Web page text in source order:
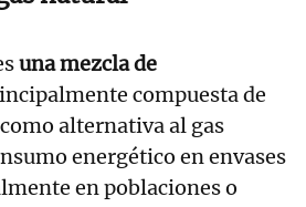
una mezcla de
compuesta de
alternativa al gas
energético en envases
en poblaciones o